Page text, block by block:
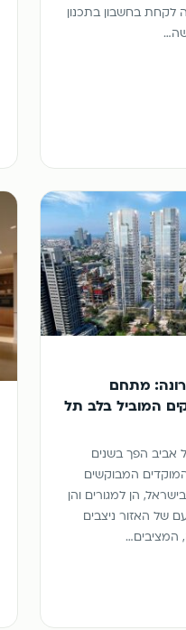
לקחת בחשבון בתכנון
מתחם
המוביל בלב תל
הפך בשנים
המבוקשים
הן למגורים והן
של האזור ניצבים
המציבים…